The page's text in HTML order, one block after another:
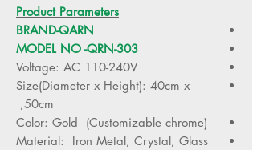
Product Parameters
BRAND-QARN
MODEL NO -QRN-303
Voltage: AC 110-240V
Size(Diameter x Height): 40cm x
50cm,
Color: Gold (Customizable chrome)
Material: Iron Metal, Crystal, Glass